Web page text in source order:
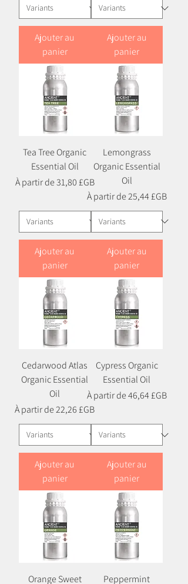
Ajouter au
panier
Ajouter au
panier
Tea Tree Organic
Essential Oil
À partir de31,80 £GB
Prix promotionnel
Ajouter au
panier
Lemongrass
Organic Essential
Oil
À partir de25,44 £GB
Prix promotionnel
Ajouter au
panier
Cedarwood Atlas
Organic Essential
Oil
À partir de22,26 £GB
Prix promotionnel
Ajouter au
panier
Cypress Organic
Essential Oil
À partir de46,64 £GB
Prix promotionnel
Ajouter au
panier
Orange Sweet Peppermint